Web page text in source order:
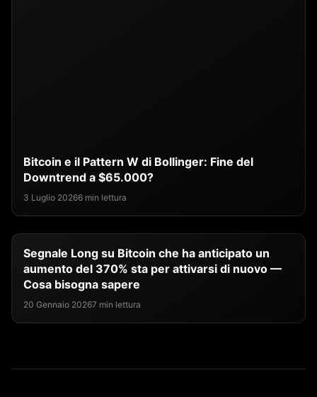
Bitcoin e il Pattern W di Bollinger: Fine del
Downtrend a $65.000?
3 Luglio 20266 min lettura
Segnale Long su Bitcoin che ha anticipato un
aumento del 370% sta per attivarsi di nuovo —
Cosa bisogna sapere
20 Gennaio 20267 min lettura